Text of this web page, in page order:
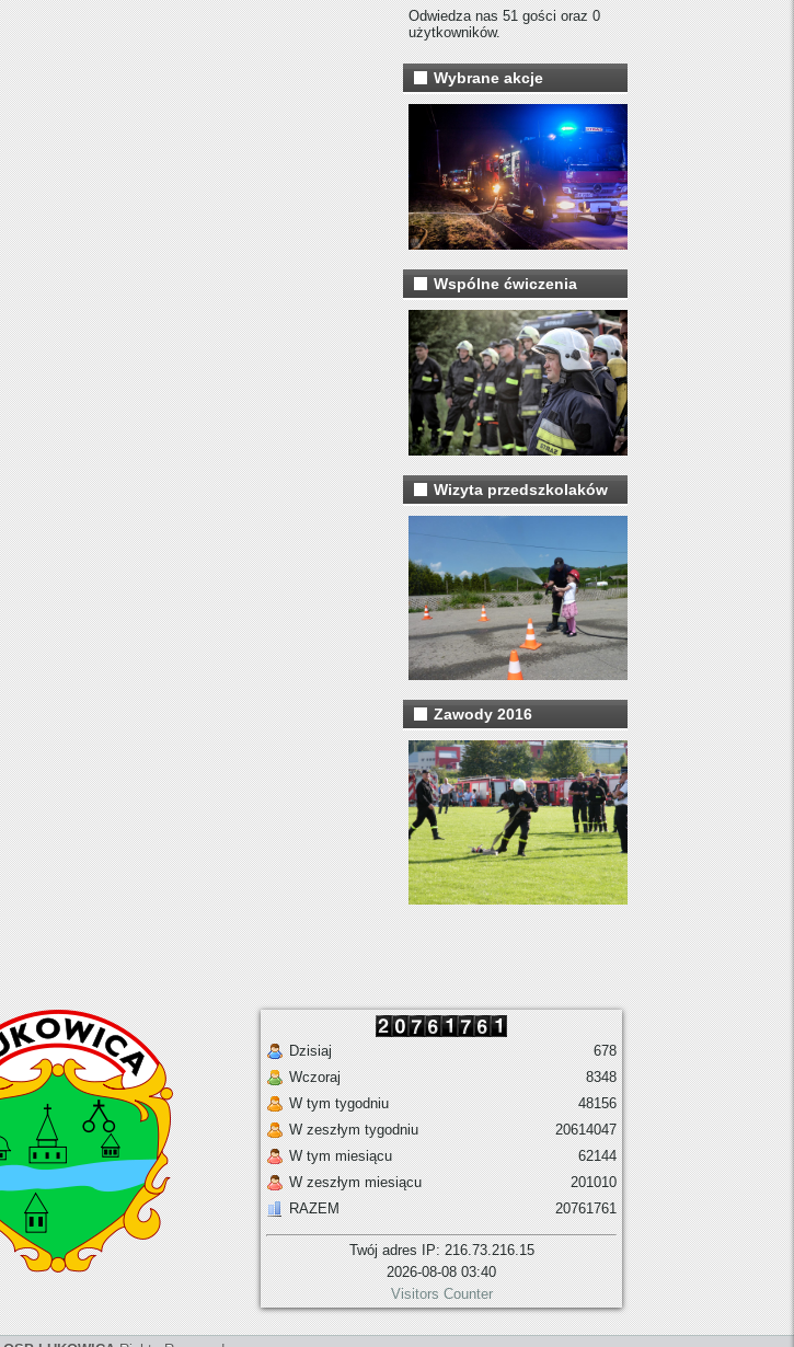
Odwiedza nas 51 gości oraz 0
użytkowników.
Wybrane akcje
Wspólne ćwiczenia
Wizyta przedszkolaków
Zawody 2016
Dzisiaj
Wczoraj
W tym tygodniu
W zeszłym tygodniu
W tym miesiącu
W zeszłym miesiącu
RAZEM
678
8348
48156
20614047
62144
201010
20761761
Twój adres IP: 216.73.216.15
2026-08-08 03:40
Visitors Counter